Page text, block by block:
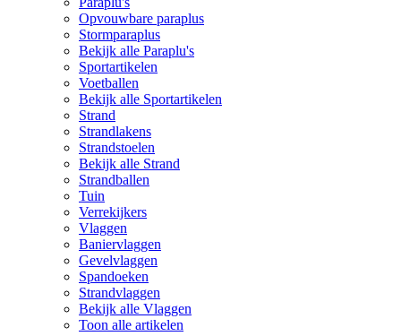
Opvouwbare paraplus
Stormparaplus
Bekijk alle Paraplu's
Sportartikelen
Voetballen
Bekijk alle Sportartikelen
Strand
Strandlakens
Strandstoelen
Bekijk alle Strand
Strandballen
Tuin
Verrekijkers
Vlaggen
Baniervlaggen
Gevelvlaggen
Spandoeken
Strandvlaggen
Bekijk alle Vlaggen
Toon alle artikelen